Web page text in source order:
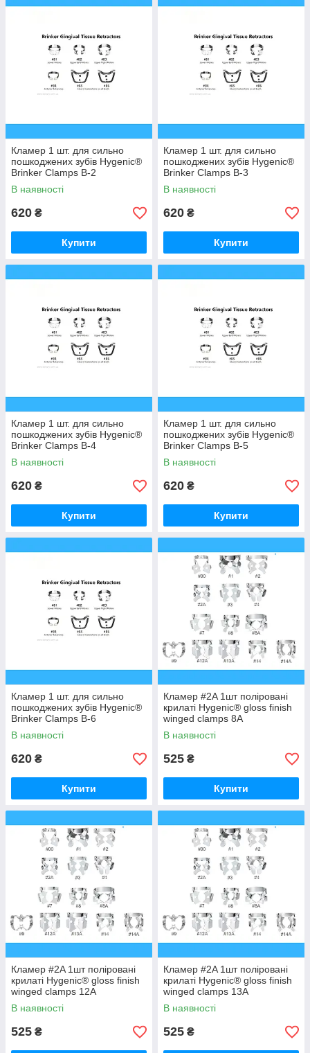
Кламер 1 шт. для сильно
пошкоджених зубів Hygenic®
Brinker Clamps B-2
В наявності
620 ₴
Купити
Кламер 1 шт. для сильно
пошкоджених зубів Hygenic®
Brinker Clamps B-3
В наявності
620 ₴
Купити
Кламер 1 шт. для сильно
пошкоджених зубів Hygenic®
Brinker Clamps B-4
В наявності
620 ₴
Купити
Кламер 1 шт. для сильно
пошкоджених зубів Hygenic®
Brinker Clamps B-5
В наявності
620 ₴
Купити
Кламер 1 шт. для сильно
пошкоджених зубів Hygenic®
Brinker Clamps B-6
В наявності
620 ₴
Купити
Кламер #2A 1шт поліровані
крилаті Hygenic® gloss finish
winged clamps 8A
В наявності
525 ₴
Купити
Кламер #2A 1шт поліровані
крилаті Hygenic® gloss finish
winged clamps 12A
В наявності
525 ₴
Кламер #2A 1шт поліровані
крилаті Hygenic® gloss finish
winged clamps 13A
В наявності
525 ₴